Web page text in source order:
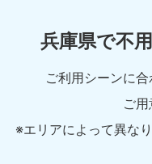
兵庫県で不
ご利用シーンに
ご
※エリアによって異な